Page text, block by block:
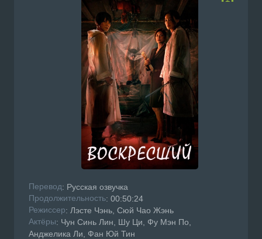
Перевод: Русская озвучка
Продолжительность: 00:50:24
Режисcер: Лэсте Чэнь, Сюй Чао Жэнь
Актёры: Чун Синь Лин, Шу Ци, Фу Мэн По,
Анджелика Ли, Фан Юй Тин